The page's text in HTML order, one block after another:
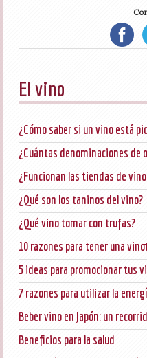
El vino
¿Cómo saber si un vino está
¿Cuántas denominaciones de
¿Funcionan las tiendas de
¿Qué son los taninos del vino?
¿Qué vino tomar con trufas?
10 razones para tener una
5 ideas para promocionar tus
7 razones para utilizar la
Beber vino en Japón: un
Beneficios para la salud